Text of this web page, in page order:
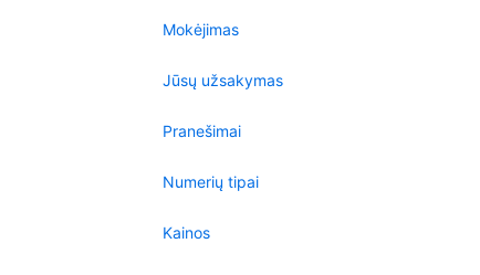
Mokėjimas
Jūsų užsakymas
Pranešimai
Numerių tipai
Kainos